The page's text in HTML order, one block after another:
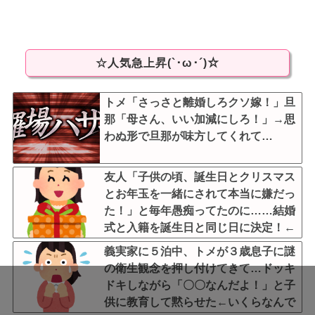
☆人気急上昇(`･ω･´)☆
トメ「さっさと離婚しろクソ嫁！」旦
那「母さん、いい加減にしろ！」→思
わぬ形で旦那が味方してくれて…
友人「子供の頃、誕生日とクリスマス
とお年玉を一緒にされて本当に嫌だっ
た！」と毎年愚痴ってたのに……結婚
式と入籍を誕生日と同じ日に決定！←
いや、毎年の愚痴は何だったんだ
よ！？
義実家に５泊中、トメが３歳息子に謎
の衛生観念を押し付けてきて…ドッキ
ドキしながら「〇〇なんだよ！」と子
供に教育して黙らせた←いくらなんで